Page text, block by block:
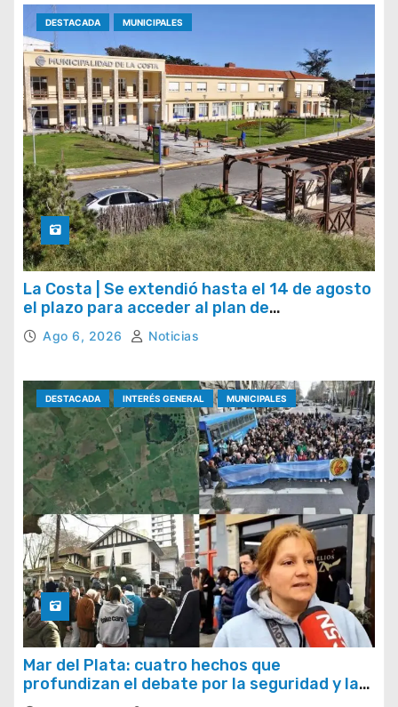
DESTACADA MUNICIPALES
La Costa | Se extendió hasta el 14 de agosto
el plazo para acceder al plan de
regularización de tasas municipales
Ago 6, 2026 Noticias
DESTACADA INTERÉS GENERAL MUNICIPALES
Mar del Plata: cuatro hechos que
profundizan el debate por la seguridad y la
respuesta del Estado